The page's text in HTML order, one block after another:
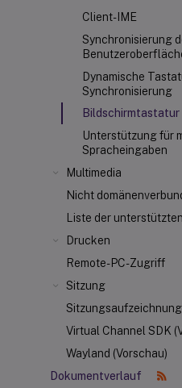
Client-IME
Synchronisierung
Dynamische
Synchronisierung
Bildschirmtastatur
Unterstützung für
Spracheingaben
Multimedia
Nicht
Liste der
Drucken
Remote-PC-Zugriff
Sitzung
Virtual Channel SDK
Wayland (Vorschau)
Dokumentverlauf